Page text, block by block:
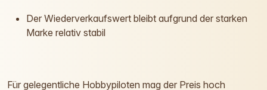
Der Wiederverkaufswert bleibt aufgrund der starken
Marke relativ stabil
Für gelegentliche Hobbypiloten mag der Preis hoch